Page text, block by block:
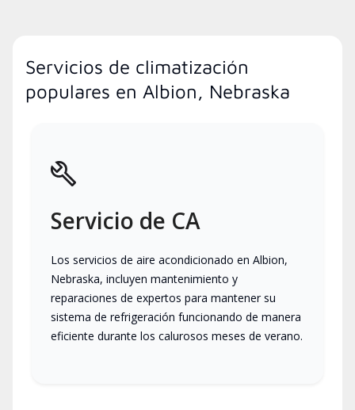
Servicios de climatización
populares en Albion, Nebraska
Servicio de CA
Los servicios de aire acondicionado en Albion,
Nebraska, incluyen mantenimiento y
reparaciones de expertos para mantener su
sistema de refrigeración funcionando de manera
eficiente durante los calurosos meses de verano.